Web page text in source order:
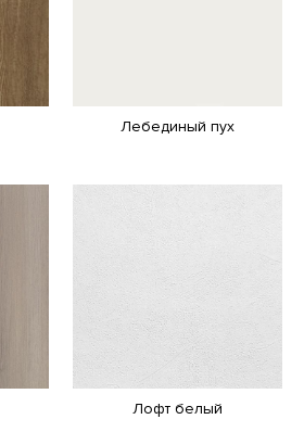
Лебединый пух
Лофт белый